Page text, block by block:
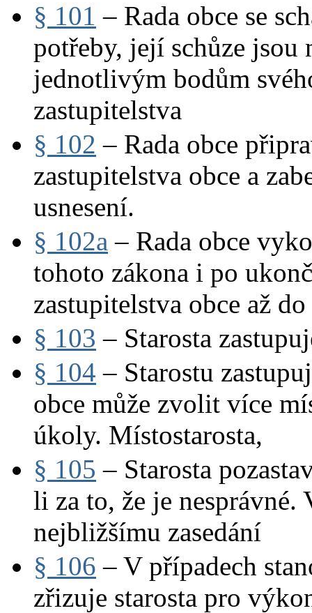
§ 101 – Rada obce se
potřeby, její schůze jsou
jednotlivým bodům
zastupitelstva
§ 102 – Rada obce
zastupitelstva obce a
usnesení.
§ 102a – Rada obce
tohoto zákona i po
zastupitelstva obce až
§ 103 – Starosta
§ 104 – Starostu
obce může zvolit více
úkoly. Místostarosta,
§ 105 – Starosta
li za to, že je
nejbližšímu zasedání
§ 106 – V případech
zřizuje starosta pro